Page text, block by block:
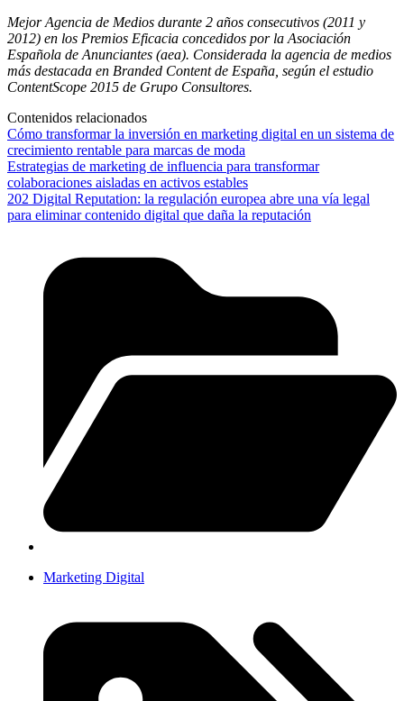
Mejor Agencia de Medios durante 2 años consecutivos (2011 y
2012) en los Premios Eficacia concedidos por la Asociación
Española de Anunciantes (aea). Considerada la agencia de medios
más destacada en Branded Content de España, según el estudio
ContentScope 2015 de Grupo Consultores.
Contenidos relacionados
Cómo transformar la inversión en marketing digital en un sistema de
crecimiento rentable para marcas de moda
Estrategias de marketing de influencia para transformar
colaboraciones aisladas en activos estables
202 Digital Reputation: la regulación europea abre una vía legal
para eliminar contenido digital que daña la reputación
Marketing Digital